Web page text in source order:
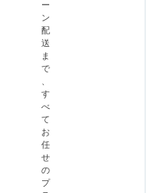
ー
ン
配
送
ま
で
、
す
べ
て
お
任
せ
の
プ